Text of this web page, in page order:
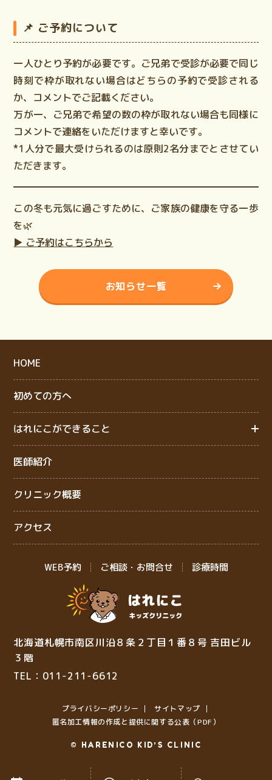
📌 ご予約について
一人ひとり予約が必要です。ご兄弟で受診が必要で同じ
時刻で枠が取れない場合はどちらの予約で受診される
か、コメントでご記載ください。
万が一、ご兄弟で希望の数の枠が取れない場合も同様に
コメントで連絡をいただけますと幸いです。
*1人分で最大受けられるのは原則2名分までとさせてい
ただきます。
この冬も元気に過ごすために、ご家族の健康を守る一歩
を🌿
▶ ご予約はこちらから
お知らせ一覧
HOME
初めての方へ
はれにこができること
医師紹介
クリニック概要
アクセス
WEB予約 ご相談・お問合せ 診療時間
北海道札幌市南区川沿８条２丁目１番８号 吉田ビル
３階
TEL：011-211-6612
プライバシーポリシー
サイトマップ
匿名加⼯情報の作成と提供に関する公表（PDF）
© HARENICO KID’S CLINIC